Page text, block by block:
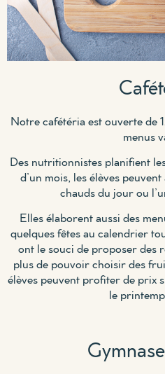
Notre cafétéria est ouverte de
menus
Des nutritionnistes planifient
d’un mois, les élèves
chauds du jour ou
Elles élaborent aussi des
quelques fêtes au calendrier
ont le souci de proposer des
plus de pouvoir choisir des
élèves peuvent profiter de prix
le